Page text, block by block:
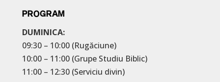
PROGRAM
DUMINICA:
09:30 – 10:00 (Rugăciune)
10:00 – 11:00 (Grupe Studiu Biblic)
11:00 – 12:30 (Serviciu divin)